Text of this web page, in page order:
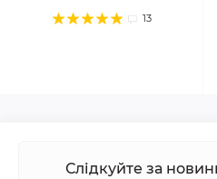
13
Слідкуйте за